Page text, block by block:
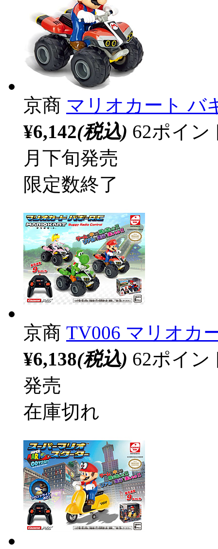
京商 マリオカート バ
¥6,142(税込) 62ポイ
月下旬発売
限定数終了
京商 TV006 マリオカ
¥6,138(税込) 62ポイ
発売
在庫切れ